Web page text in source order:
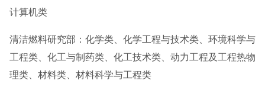
计算机类
清洁燃料研究部：化学类、化学工程与技术类、环境科学与
工程类、化工与制药类、化工技术类、动力工程及工程热物
理类、材料类、材料科学与工程类